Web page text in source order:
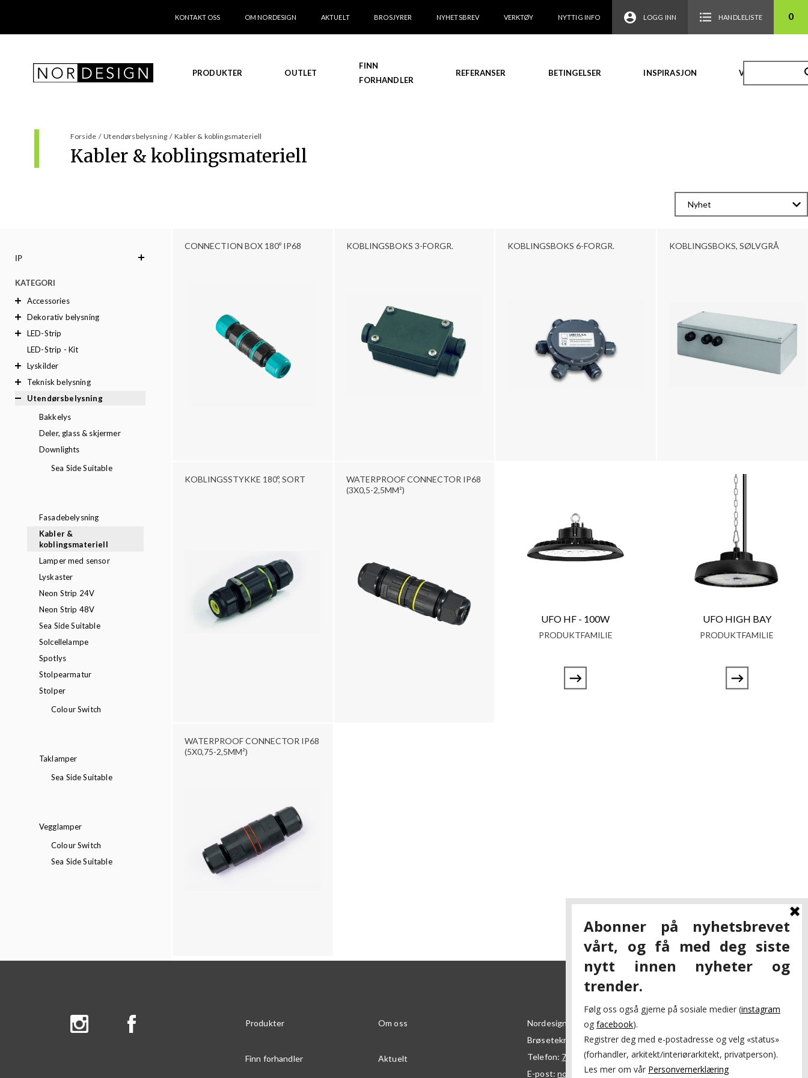
KONTAKT OSS OM NORDESIGN AKTUELT BROSJYRER NYHETSBREV VERKTØY NYTTIG INFO LOGG INN HANDLELISTE 0
PRODUKTER OUTLET
FINN
FORHANDLER
REFERANSER BETINGELSER INSPIRASJON VIDEO
Forside / Utendørsbelysning / Kabler & koblingsmateriell
Kabler & koblingsmateriell
IP
KATEGORI
Accessories
Dekorativ belysning
LED-Strip
LED-Strip - Kit
Lyskilder
Teknisk belysning
Utendørsbelysning
Bakkelys
Deler, glass & skjermer
Downlights
Sea Side Suitable
Fasadebelysning
Kabler &
koblingsmateriell
Lamper med sensor
Lyskaster
Neon Strip 24V
Neon Strip 48V
Sea Side Suitable
Solcellelampe
Spotlys
Stolpearmatur
Stolper
Colour Switch
Taklamper
Sea Side Suitable
Vegglamper
Colour Switch
Sea Side Suitable
CONNECTION BOX 180º IP68 KOBLINGSBOKS 3-FORGR. KOBLINGSBOKS 6-FORGR. KOBLINGSBOKS, SØLVGRÅ
KOBLINGSSTYKKE 180º, SORT
WATERPROOF CONNECTOR IP68
(3X0,5-2,5MM²)
UFO HF - 100W
PRODUKTFAMILIE
UFO HIGH BAY
PRODUKTFAMILIE
WATERPROOF CONNECTOR IP68
(5X0,75-2,5MM²)
Produkter Om oss
Finn forhandler Aktuelt
Nordesign AS
Brøsetekra 7
7069Trondheim
Telefon: 73 84 95 50
E-post:nordesign@nordesign.no